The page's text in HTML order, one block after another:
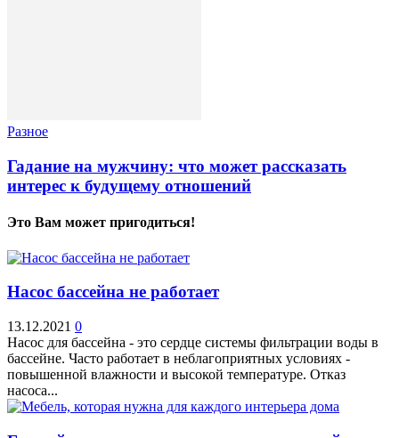
Разное
Гадание на мужчину: что может рассказать
интерес к будущему отношений
Это Вам может пригодиться!
Насос бассейна не работает
13.12.2021 0
Насос для бассейна - это сердце системы фильтрации воды в
бассейне. Часто работает в неблагоприятных условиях -
повышенной влажности и высокой температуре. Отказ
насоса...